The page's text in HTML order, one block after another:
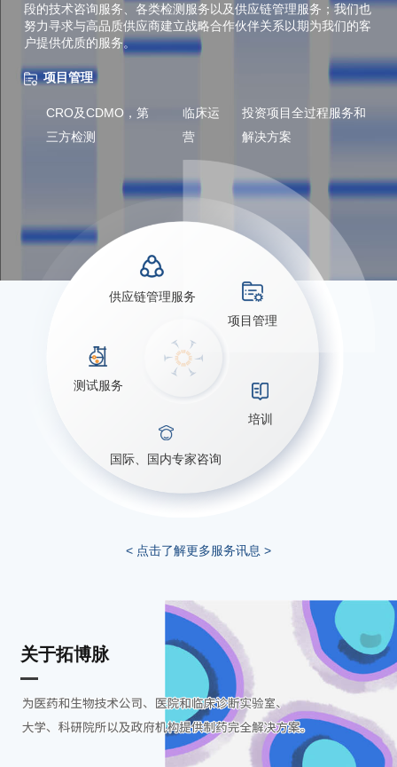
段的技术咨询服务、各类检测服务以及供应链管理服务；我们也
努力寻求与高品质供应商建立战略合作伙伴关系以期为我们的客
户提供优质的服务。
项目管理
CRO及CDMO，第
三方检测
临床运
营
投资项目全过程服务和
解决方案
供应链管理服务
测试服务
国际、国内专家咨询
培训
项目管理
< 点击了解更多服务讯息 >
关于拓博脉